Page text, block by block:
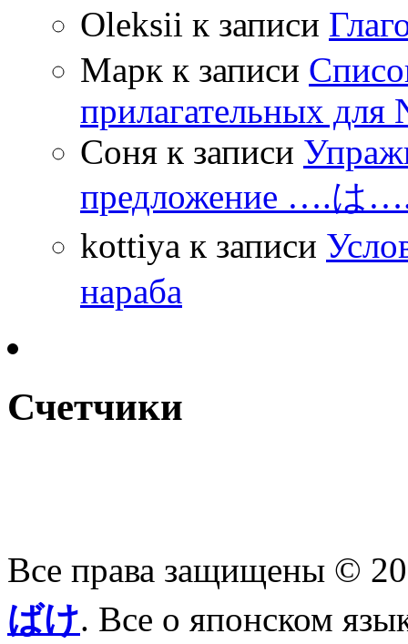
Oleksii к записи
Марк к записи
прилагательных для
Соня к записи
предложение ….は
kottiya к записи
нараба
Счетчики
Все права защищены ©
ばけ. Все о японском